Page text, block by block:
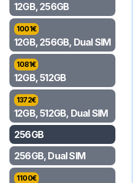
12GB, 256GB
1001€
12GB, 256GB, Dual SIM
1081€
12GB, 512GB
1372€
12GB, 512GB, Dual SIM
256GB
256GB, Dual SIM
1100€